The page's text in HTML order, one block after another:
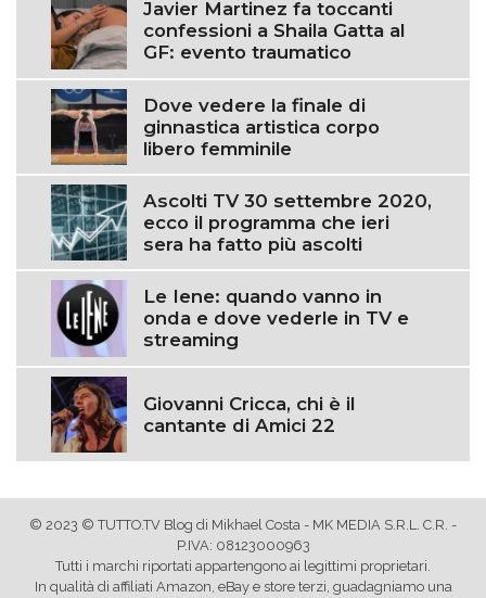
Javier Martinez fa toccanti
confessioni a Shaila Gatta al
GF: evento traumatico
Dove vedere la finale di
ginnastica artistica corpo
libero femminile
Ascolti TV 30 settembre 2020,
ecco il programma che ieri
sera ha fatto più ascolti
Le Iene: quando vanno in
onda e dove vederle in TV e
streaming
Giovanni Cricca, chi è il
cantante di Amici 22
© 2023 © TUTTO.TV Blog di Mikhael Costa - MK MEDIA S.R.L. C.R. -
P.IVA: 08123000963
Tutti i marchi riportati appartengono ai legittimi proprietari.
In qualità di affiliati Amazon, eBay e store terzi, guadagniamo una